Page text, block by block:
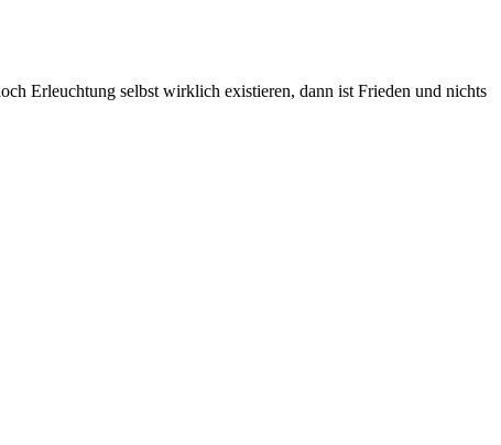
Erleuchtung selbst wirklich existieren, dann ist Frieden und nichts